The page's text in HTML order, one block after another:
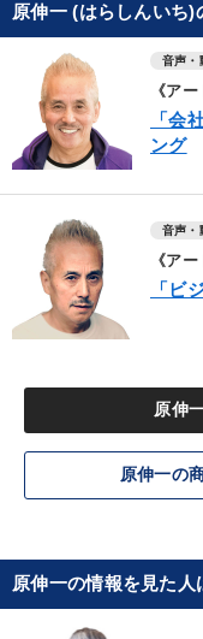
原伸一 (はらしんいち)
音声・
《ア
「会
ング
音声・
《ア
「ビ
原伸
原伸一の
原伸一の情報を見た人